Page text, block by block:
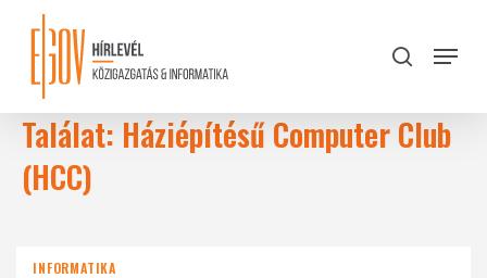
content
search
Menu
Találat: Háziépítésű Computer Club
(HCC)
INFORMATIKA
Close